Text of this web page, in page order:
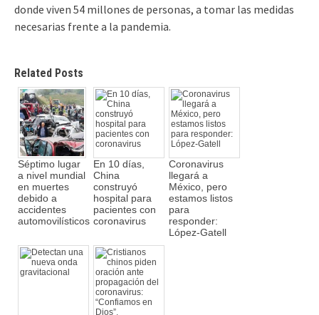
donde viven 54 millones de personas, a tomar las medidas
necesarias frente a la pandemia.
Related Posts
Séptimo lugar
a nivel mundial
en muertes
debido a
accidentes
automovilísticos
En 10 días,
China
construyó
hospital para
pacientes con
coronavirus
Coronavirus
llegará a
México, pero
estamos listos
para
responder:
López-Gatell